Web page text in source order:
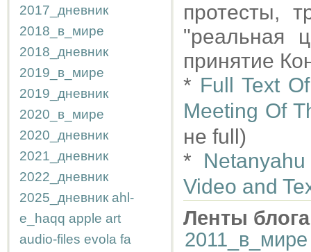
2017_дневник
2018_в_мире
2018_дневник
2019_в_мире
2019_дневник
2020_в_мире
2020_дневник
2021_дневник
2022_дневник
2025_дневник ahl-
e_haqq apple art
audio-files evola fa
протесты,
"реальная
принятие
* Full Text
Meeting Of
не full)
*
Video and
Ленты
2011_в_мире